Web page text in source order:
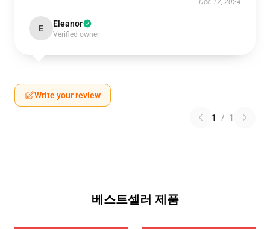
Dec 12, 2024
E Eleanor
Verified owner
Write your review
1 / 1
베스트셀러 제품